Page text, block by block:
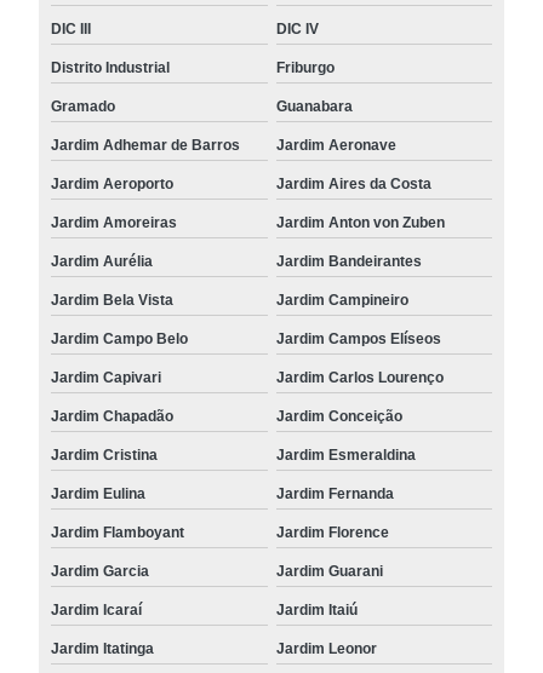
DIC III DIC IV
Distrito Industrial Friburgo
Gramado Guanabara
Jardim Adhemar de Barros Jardim Aeronave
Jardim Aeroporto Jardim Aires da Costa
Jardim Amoreiras Jardim Anton von Zuben
Jardim Aurélia Jardim Bandeirantes
Jardim Bela Vista Jardim Campineiro
Jardim Campo Belo Jardim Campos Elíseos
Jardim Capivari Jardim Carlos Lourenço
Jardim Chapadão Jardim Conceição
Jardim Cristina Jardim Esmeraldina
Jardim Eulina Jardim Fernanda
Jardim Flamboyant Jardim Florence
Jardim Garcia Jardim Guarani
Jardim Icaraí Jardim Itaiú
Jardim Itatinga Jardim Leonor